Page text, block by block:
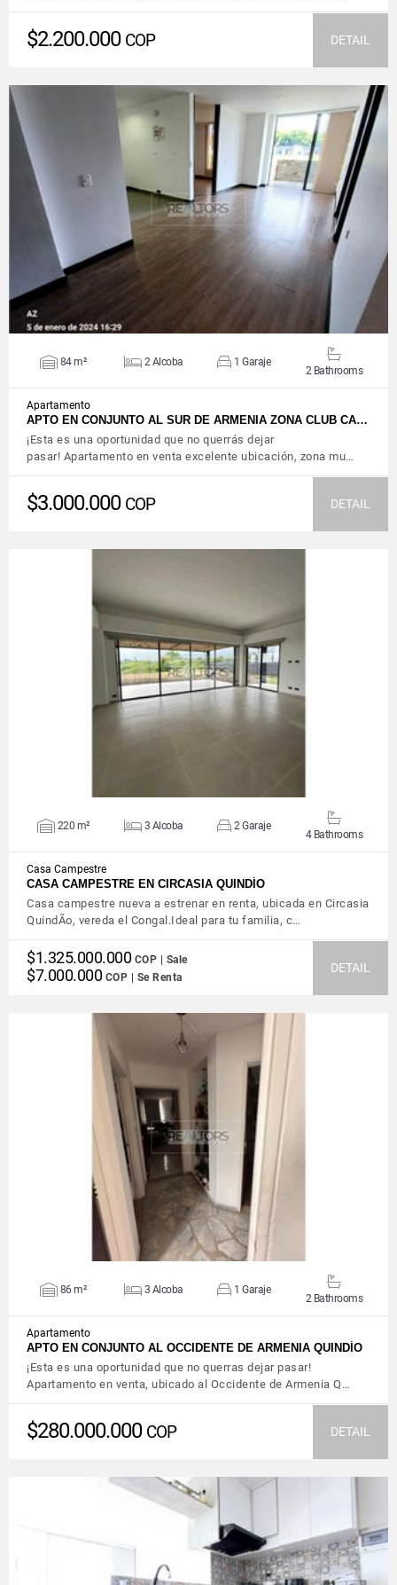
$2.200.000 COP DETAIL
VIEW DETAILS
84 m² 2 Alcoba 1 Garaje
2 Bathrooms
Apartamento
APTO EN CONJUNTO AL SUR DE ARMENIA ZONA CLUB CA…
¡Esta es una oportunidad que no querrás dejar
pasar! Apartamento en venta excelente ubicación, zona mu…
$3.000.000 COP DETAIL
VIEW DETAILS
220 m² 3 Alcoba 2 Garaje
4 Bathrooms
Casa Campestre
CASA CAMPESTRE EN CIRCASIA QUINDÍO
Casa campestre nueva a estrenar en renta, ubicada en Circasia
QuindÃ­o, vereda el Congal.Ideal para tu familia, c…
$1.325.000.000 COP | Sale
$7.000.000 COP | Se Renta
DETAIL
VIEW DETAILS
86 m² 3 Alcoba 1 Garaje
2 Bathrooms
Apartamento
APTO EN CONJUNTO AL OCCIDENTE DE ARMENIA QUINDÍO
¡Esta es una oportunidad que no querras dejar pasar!
Apartamento en venta, ubicado al Occidente de Armenia Q…
$280.000.000 COP DETAIL